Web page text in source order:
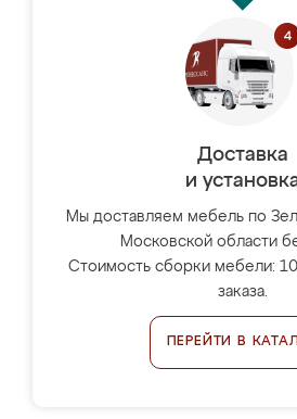
Доставка
и
Мы доставляем мебель по
Московской области
Стоимость сборки мебели:
заказа.
ПЕРЕЙТИ В